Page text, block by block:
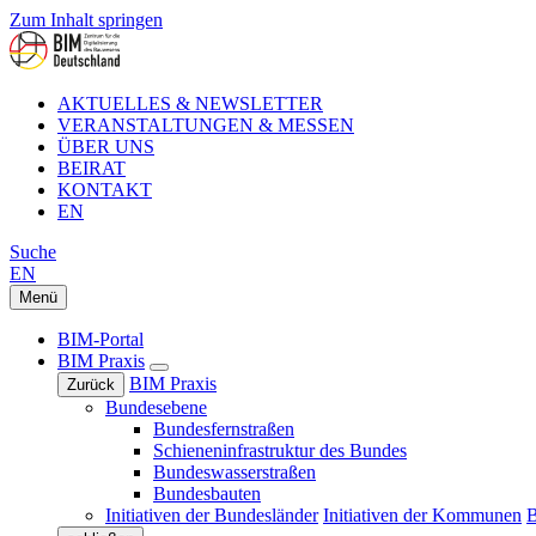
Zum Inhalt springen
AKTUELLES & NEWSLETTER
VERANSTALTUNGEN & MESSEN
ÜBER UNS
BEIRAT
KONTAKT
EN
Suche
EN
Menü
BIM-Portal
BIM Praxis
Zurück
BIM Praxis
Bundesebene
Bundesfernstraßen
Schieneninfrastruktur des Bundes
Bundeswasserstraßen
Bundesbauten
Initiativen der Bundesländer Initiativen der Kommunen